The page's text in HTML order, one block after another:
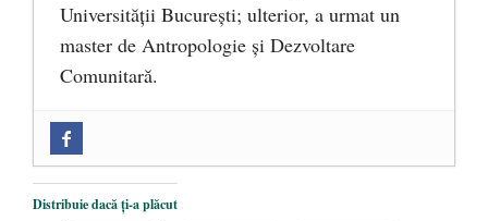
Universității București; ulterior, a urmat un
master de Antropologie și Dezvoltare
Comunitară.
Mănăstirea „Sfânta Ana” Rohia. Părintele
Nicolae Steinhardt, comemorat la 102 ani
Distribuie dacă ți-a plăcut